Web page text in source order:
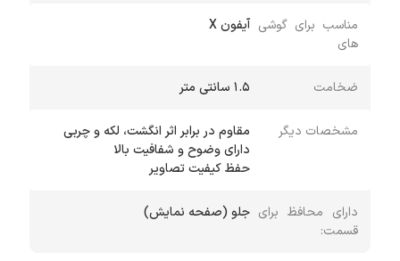
مناسب برای گوشی
های
آیفون X
ضخامت 1.5 سانتی متر
مشخصات دیگر
مقاوم در برابر اثر انگشت، لكه و چربی
حفظ كیفیت تصاویر
دارای محافظ برای
قسمت:
جلو (صفحه نمایش)